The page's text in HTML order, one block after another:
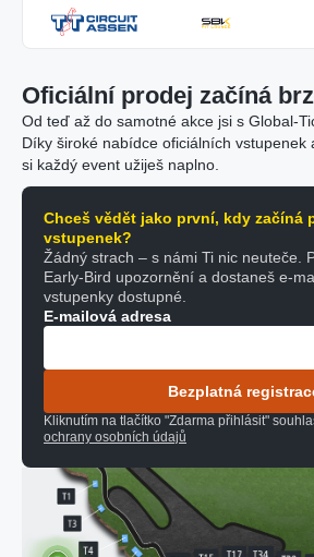
Oficiální prodej začíná
Od teď až do samotné akce jsi s Global-
Díky široké nabídce oficiálních vstupenek
si každý event užiješ naplno.
Chceš vědět jako první, kdy začíná
vstupenek?
Žádný strach – s námi Ti nic neuteče.
Early-Bird upozornění a dostaneš e-
vstupenky dostupné.
E-mailová adresa
Bezplatná
Kliknutím na tlačítko "Zdarma přihlásit"
ochrany osobních údajů